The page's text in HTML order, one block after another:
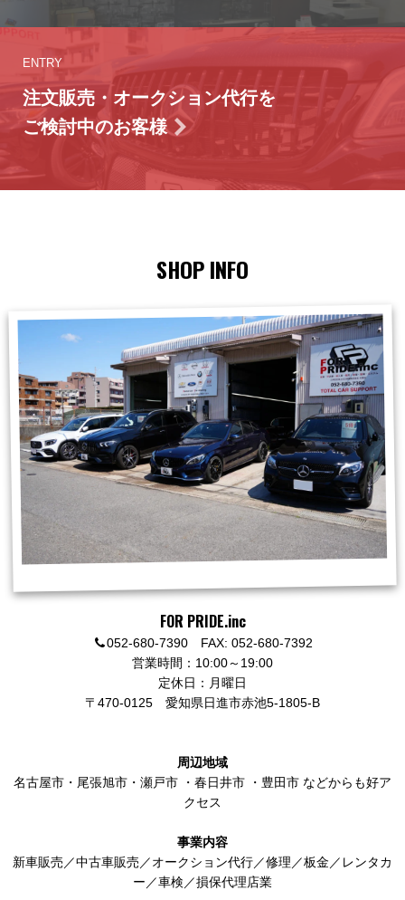
ENTRY
注文販売・オークション代行を
ご検討中のお客様
SHOP INFO
FOR PRIDE.inc
052-680-7390 FAX: 052-680-7392
営業時間：10:00～19:00
定休日：月曜日
〒470-0125 愛知県日進市赤池5-1805-B
周辺地域
名古屋市 ・ 尾張旭市 ・ 瀬戸市 ・ 春日井市 ・ 豊田市 などからも好ア
クセス
事業内容
新車販売／中古車販売／オークション代行／修理／板金／レンタカ
ー／車検／損保代理店業